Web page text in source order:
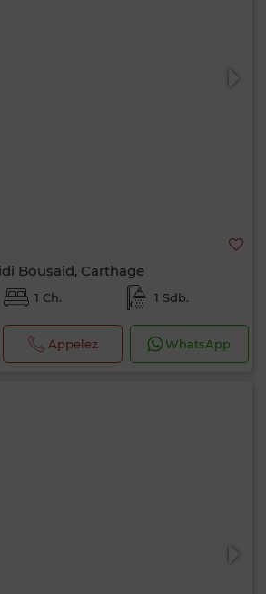
Bousaid, Carthage
1 Ch. 1 Sdb.
Appelez WhatsApp